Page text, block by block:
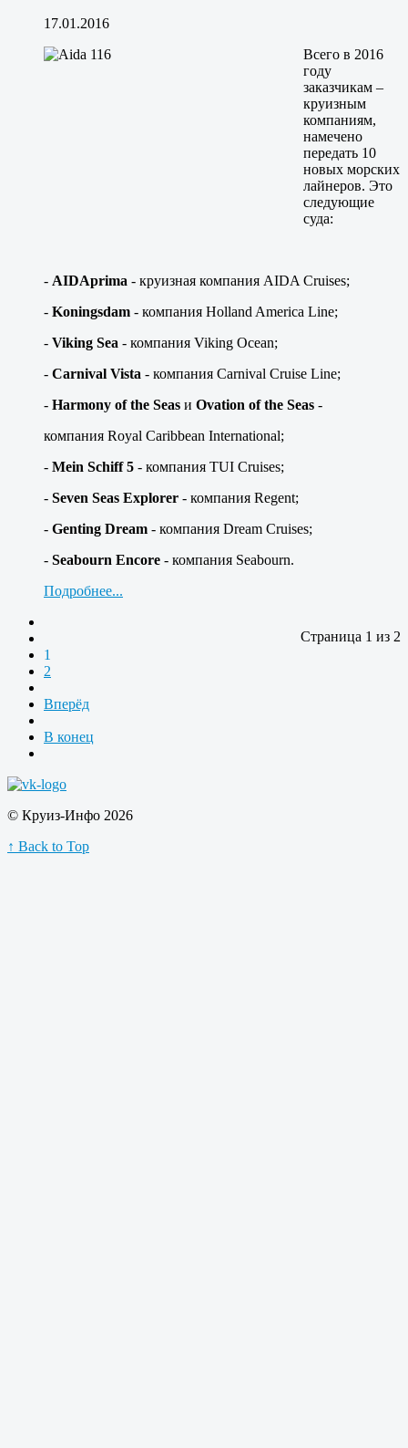
17.01.2016
Всего в 2016
году
заказчикам –
круизным
компаниям,
намечено
передать 10
новых морских
лайнеров. Это
следующие
суда:
- AIDAprima - круизная компания AIDA Cruises;
- Koningsdam - компания Holland America Line;
- Viking Sea - компания Viking Ocean;
- Carnival Vista - компания Carnival Cruise Line;
- Harmony of the Seas и Ovation of the Seas -
компания Royal Caribbean International;
- Mein Schiff 5 - компания TUI Cruises;
- Seven Seas Explorer - компания Regent;
- Genting Dream - компания Dream Cruises;
- Seabourn Encore - компания Seabourn.
Подробнее...
Страница 1 из 2
1
2
Вперёд
В конец
© Круиз-Инфо 2026
↑ Back to Top